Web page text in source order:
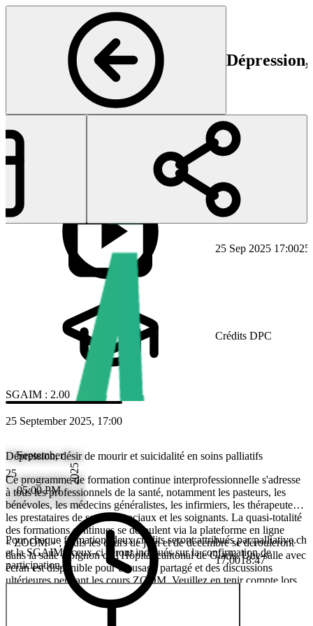
Début
25 Sep 2025 17:0025
Crédits DPC
SGAIM : 2.00
25 September 2025, 17:00
25
September
05:00 PM
2025
17:0018:47
Dépression, désir de mourir et suicidalité en soins palliatifs
Ce programme de formation continue interprofessionnelle s'adresse
à tous les professionnels de la santé, notamment les pasteurs, les
bénévoles, les médecins généralistes, les infirmiers, les thérapeutes,
les prestataires de services sociaux et les soignants. La quasi-totalité
des formations continues se déroulent via la plateforme en ligne
« ZOOM » ; seuls les cours de juin et de décembre se dérouleront
dans la salle à pignon de l'Hôpital cantonal de Glaris. Une salle avec
écran est disponible pour un usage partagé et des discussions
ultérieures pendant les cours ZOOM. Veuillez en tenir compte lors
de votre inscription.
Pour chaque formation, deux crédits seront attribués par palliative.ch
et la SGAIM ; ceux-ci seront indiqués sur la confirmation de
participation.